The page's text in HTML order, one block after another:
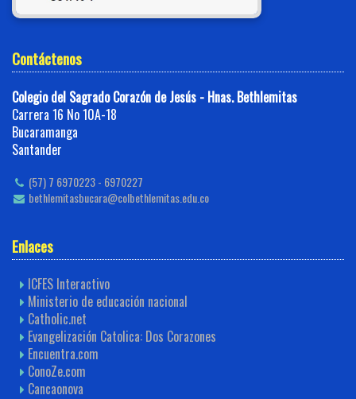
Contáctenos
Colegio del Sagrado Corazón de Jesús - Hnas. Bethlemitas
Carrera 16 No 10A-18
Bucaramanga
Santander
(57) 7 6970223 - 6970227
bethlemitasbucara@colbethlemitas.edu.co
Enlaces
ICFES Interactivo
Ministerio de educación nacional
Catholic.net
Evangelización Catolica: Dos Corazones
Encuentra.com
ConoZe.com
Cancaonova